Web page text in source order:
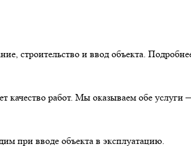
строительство и ввод объекта.
качество работ. Мы оказываем обе услуги
при вводе объекта в эксплуатацию.